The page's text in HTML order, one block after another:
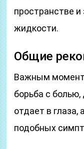
пространстве и
жидкости.
Общие
Важным
борьба с
отдает в глаза,
подобных